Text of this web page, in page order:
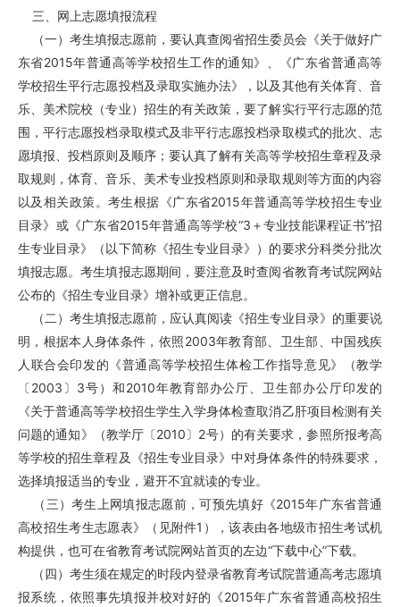
三、网上志愿填报流程
（一）考生填报志愿前，要认真查阅省招生委员会《关于做好广
东省2015年普通高等学校招生工作的通知》、《广东省普通高等
学校招生平行志愿投档及录取实施办法》，以及其他有关体育、音
乐、美术院校（专业）招生的有关政策，要了解实行平行志愿的范
围，平行志愿投档录取模式及非平行志愿投档录取模式的批次、志
愿填报、投档原则及顺序；要认真了解有关高等学校招生章程及录
取规则，体育、音乐、美术专业投档原则和录取规则等方面的内容
以及相关政策。考生根据《广东省2015年普通高等学校招生专业
目录》或《广东省2015年普通高等学校“3＋专业技能课程证书”招
生专业目录》（以下简称《招生专业目录》）的要求分科类分批次
填报志愿。考生填报志愿期间，要注意及时查阅省教育考试院网站
公布的《招生专业目录》增补或更正信息。
（二）考生填报志愿前，应认真阅读《招生专业目录》的重要说
明，根据本人身体条件，依照2003年教育部、卫生部、中国残疾
人联合会印发的《普通高等学校招生体检工作指导意见》（教学
〔2003〕3号）和2010年教育部办公厅、卫生部办公厅印发的
《关于普通高等学校招生学生入学身体检查取消乙肝项目检测有关
问题的通知》（教学厅〔2010〕2号）的有关要求，参照所报考高
等学校的招生章程及《招生专业目录》中对身体条件的特殊要求，
选择填报适当的专业，避开不宜就读的专业。
（三）考生上网填报志愿前，可预先填好《2015年广东省普通
高校招生考生志愿表》（见附件1），该表由各地级市招生考试机
构提供，也可在省教育考试院网站首页的左边“下载中心”下载。
（四）考生须在规定的时段内登录省教育考试院普通高考志愿填
报系统，依照事先填报并校对好的《2015年广东省普通高校招生